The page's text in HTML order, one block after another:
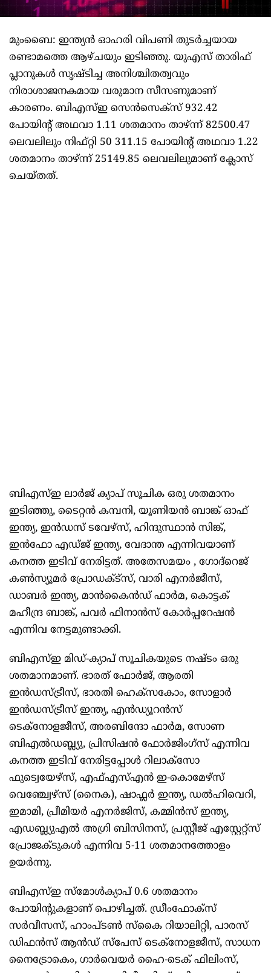
മുംബൈ: ഇന്ത്യന്‍ ഓഹരി വിപണി തുടര്‍ച്ചയായ
രണ്ടാമത്തെ ആഴ്ചയും ഇടിഞ്ഞു. യുഎസ് താരിഫ്
പ്ലാനുകള്‍ സൃഷ്ടിച്ച അനിശ്ചിതത്വവും
നിരാശാജനകമായ വരുമാന സീസണുമാണ്
കാരണം. ബിഎസ്ഇ സെന്‍സെക്‌സ് 932.42
പോയിന്റ് അഥവാ 1.11 ശതമാനം താഴ്ന്ന് 82500.47
ലെവലിലും നിഫ്റ്റി 50 311.15 പോയിന്റ് അഥവാ 1.22
ശതമാനം താഴ്ന്ന് 25149.85 ലെവലിലുമാണ് ക്ലോസ്
ചെയ്തത്.
ബിഎസ്ഇ ലാര്‍ജ് ക്യാപ് സൂചിക ഒരു ശതമാനം
ഇടിഞ്ഞു, ടൈറ്റന്‍ കമ്പനി, യൂണിയന്‍ ബാങ്ക് ഓഫ്
ഇന്ത്യ, ഇന്‍ഡസ് ടവേഴ്സ്, ഹിന്ദുസ്ഥാന്‍ സിങ്ക്,
ഇന്‍ഫോ എഡ്ജ് ഇന്ത്യ, വേദാന്ത എന്നിവയാണ്
കനത്ത ഇടിവ് നേരിട്ടത്. അതേസമയം , ഗോദ്റെജ്
കണ്‍സ്യൂമര്‍ പ്രോഡക്ട്സ്, വാരി എനര്‍ജീസ്,
ഡാബര്‍ ഇന്ത്യ, മാന്‍കൈന്‍ഡ് ഫാര്‍മ, കൊട്ടക്
മഹീന്ദ്ര ബാങ്ക്, പവര്‍ ഫിനാന്‍സ് കോര്‍പ്പറേഷന്‍
എന്നിവ നേട്ടമുണ്ടാക്കി.
ബിഎസ്ഇ മിഡ്-ക്യാപ് സൂചികയുടെ നഷ്ടം ഒരു
ശതമാനമാണ്. ഭാരത് ഫോര്‍ജ്, ആരതി
ഇന്‍ഡസ്ട്രീസ്, ഭാരതി ഹെക്സകോം, സോളാര്‍
ഇന്‍ഡസ്ട്രീസ് ഇന്ത്യ, എന്‍ഡ്യൂറന്‍സ്
ടെക്നോളജീസ്, അരബിന്ദോ ഫാര്‍മ, സോണ
ബിഎല്‍ഡബ്ല്യു, പ്രിസിഷന്‍ ഫോര്‍ജിംഗ്സ് എന്നിവ
കനത്ത ഇടിവ് നേരിട്ടപ്പോള്‍ റിലാക്സോ
ഫുട്വെയേഴ്സ്, എഫ്എസ്എന്‍ ഇ-കൊമേഴ്സ്
വെഞ്ച്വേഴ്സ് (നൈക), ഷാഫ്ലര്‍ ഇന്ത്യ, ഡല്‍ഹിവെറി,
ഇമാമി, പ്രീമിയര്‍ എനര്‍ജിസ്, കമ്മിന്‍സ് ഇന്ത്യ,
എഡബ്ല്യുഎല്‍ അഗ്രി ബിസിനസ്, പ്രസ്റ്റീജ് എസ്റ്റേറ്റ്‌സ്
പ്രോജക്ടുകള്‍ എന്നിവ 5-11 ശതമാനത്തോളം
ഉയര്‍ന്നു.
ബിഎസ്ഇ സ്‌മോള്‍ക്യാപ് 0.6 ശതമാനം
പോയിന്റുകളാണ് പൊഴിച്ചത്. ഡ്രീംഫോക്‌സ്
സര്‍വീസസ്, ഹാംപ്ടണ്‍ സ്‌കൈ റിയാലിറ്റി, പാരസ്
ഡിഫന്‍സ് ആന്‍ഡ് സ്‌പേസ് ടെക്‌നോളജീസ്, സാധന
നൈട്രോകെം, ഗാര്‍വെയര്‍ ഹൈ-ടെക് ഫിലിംസ്,